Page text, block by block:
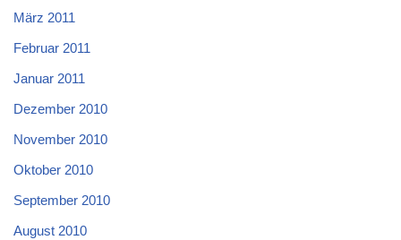
März 2011
Februar 2011
Januar 2011
Dezember 2010
November 2010
Oktober 2010
September 2010
August 2010